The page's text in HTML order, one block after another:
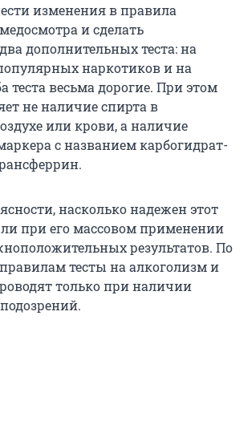
изменения в правила
и сделать
дополнительных теста: на
наркотиков и на
теста весьма дорогие. При этом
не наличие спирта в
или крови, а наличие
с названием карбогидрат-
насколько надежен этот
ли при его массовом применении
результатов. По
тесты на алкоголизм и
только при наличии